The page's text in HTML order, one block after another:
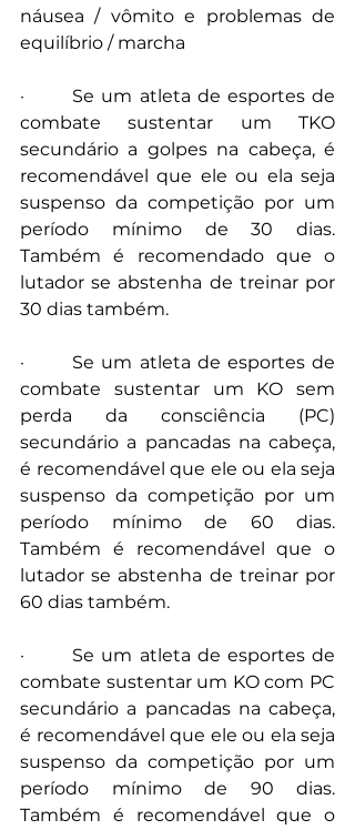
náusea / vômito e problemas de
equilíbrio / marcha
·       Se um atleta de esportes de
combate sustentar um TKO
secundário a golpes na cabeça, é
recomendável que ele ou ela seja
suspenso da competição por um
período mínimo de 30 dias.
Também é recomendado que o
lutador se abstenha de treinar por
30 dias também.
·       Se um atleta de esportes de
combate sustentar um KO sem
perda da consciência (PC)
secundário a pancadas na cabeça,
é recomendável que ele ou ela seja
suspenso da competição por um
período mínimo de 60 dias.
Também é recomendável que o
lutador se abstenha de treinar por
60 dias também.
·       Se um atleta de esportes de
combate sustentar um KO com PC
secundário a pancadas na cabeça,
é recomendável que ele ou ela seja
suspenso da competição por um
período mínimo de 90 dias.
Também é recomendável que o